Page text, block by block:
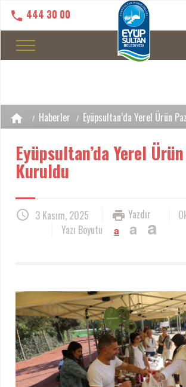
444 30 00
Haberler Eyüpsultan’da Yerel Ürün
Eyüpsultan’da Yerel
Kuruldu
3 Kasım, 2025
Yazdır
Yazı Boyutu
a a a